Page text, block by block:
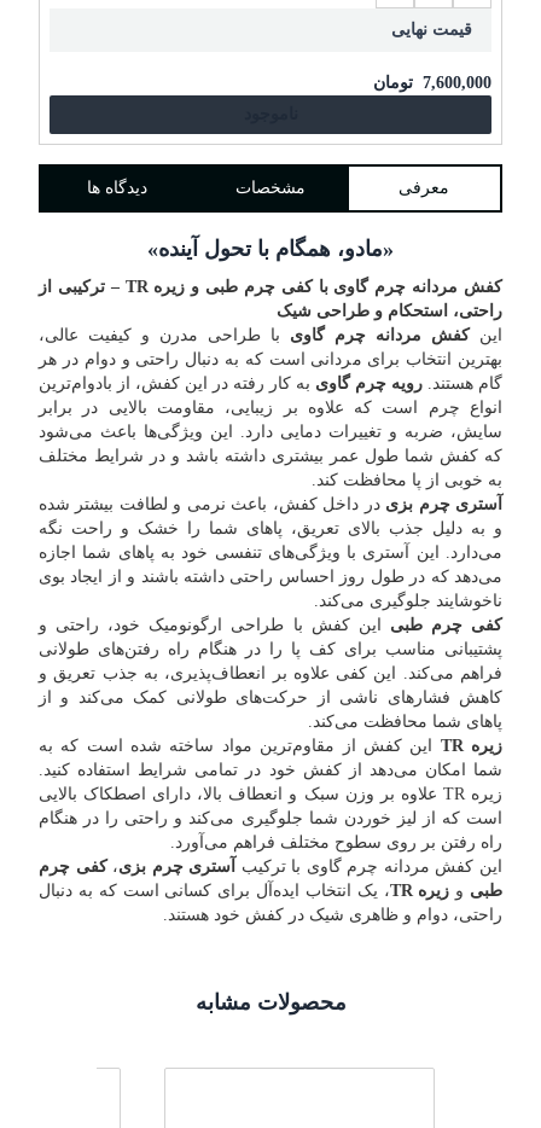
قیمت نهایی
7,600,000 تومان
معرفی مشخصات دیدگاه ها
«مادو، همگام با تحول آینده»
کفش مردانه چرم گاوی با کفی چرم طبی و زیره TR – ترکیبی از
راحتی، استحکام و طراحی شیک
اینکفش مردانه چرم گاوی با طراحی مدرن و کیفیت عالی،
بهترین انتخاب برای مردانی است که به دنبال راحتی و دوام در هر
گام هستند. رویه چرم گاوی به کار رفته در این کفش، از بادوام‌ترین
انواع چرم است که علاوه بر زیبایی، مقاومت بالایی در برابر
سایش، ضربه و تغییرات دمایی دارد. این ویژگی‌ها باعث می‌شود
که کفش شما طول عمر بیشتری داشته باشد و در شرایط مختلف
به خوبی از پا محافظت کند.
آستری چرم بزی در داخل کفش، باعث نرمی و لطافت بیشتر شده
و به دلیل جذب بالای تعریق، پاهای شما را خشک و راحت نگه
می‌دارد. این آستری با ویژگی‌های تنفسی خود به پاهای شما اجازه
می‌دهد که در طول روز احساس راحتی داشته باشند و از ایجاد بوی
ناخوشایند جلوگیری می‌کند.
کفی چرم طبی این کفش با طراحی ارگونومیک خود، راحتی و
پشتیبانی مناسب برای کف پا را در هنگام راه رفتن‌های طولانی
فراهم می‌کند. این کفی علاوه بر انعطاف‌پذیری، به جذب تعریق و
کاهش فشارهای ناشی از حرکت‌های طولانی کمک می‌کند و از
پاهای شما محافظت می‌کند.
زیره TR
این کفش از مقاوم‌ترین مواد ساخته شده است که به
شما امکان می‌دهد از کفش خود در تمامی شرایط استفاده کنید.
زیره TR علاوه بر وزن سبک و انعطاف بالا، دارای اصطکاک بالایی
است که از لیز خوردن شما جلوگیری می‌کند و راحتی را در هنگام
راه رفتن بر روی سطوح مختلف فراهم می‌آورد.
این کفش مردانه چرم گاوی با ترکیب
آستری چرم بزی،کفی چرم
طبی و زیره TR
، یک انتخاب ایده‌آل برای کسانی است که به دنبال
راحتی، دوام و ظاهری شیک در کفش خود هستند.
محصولات مشابه